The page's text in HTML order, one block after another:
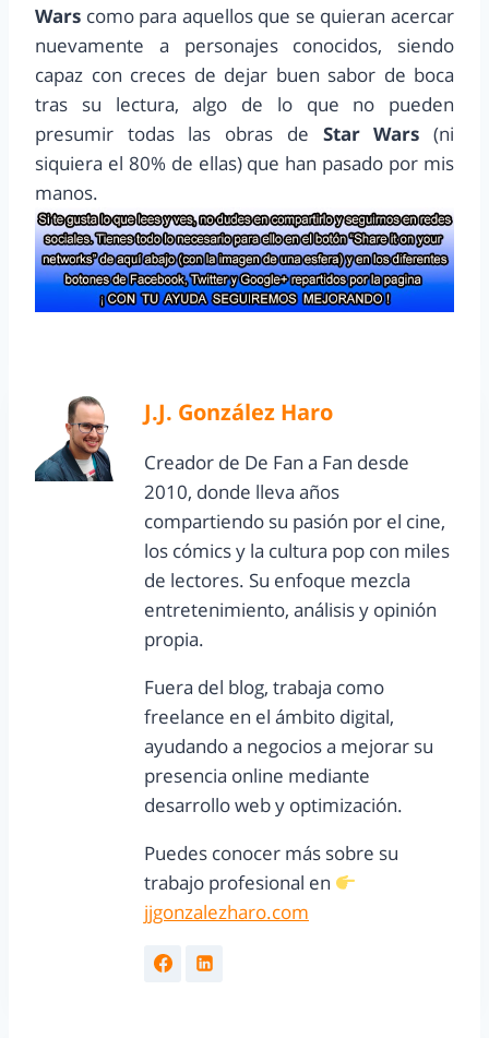
Wars como para aquellos que se quieran acercar
nuevamente a personajes conocidos, siendo
capaz con creces de dejar buen sabor de boca
tras su lectura, algo de lo que no pueden
presumir todas las obras de Star Wars(ni
siquiera el 80% de ellas) que han pasado por mis
manos.
J.J. González Haro
Creador de De Fan a Fan desde
2010, donde lleva años
compartiendo su pasión por el cine,
los cómics y la cultura pop con miles
de lectores. Su enfoque mezcla
entretenimiento, análisis y opinión
propia.
Fuera del blog, trabaja como
freelance en el ámbito digital,
ayudando a negocios a mejorar su
presencia online mediante
desarrollo web y optimización.
Puedes conocer más sobre su
trabajo profesional en
jjgonzalezharo.com